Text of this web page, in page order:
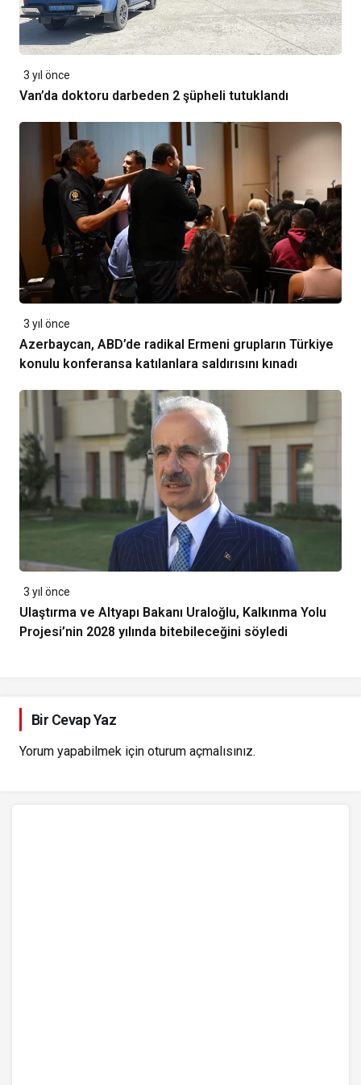
3 yıl önce
Van’da doktoru darbeden 2 şüpheli tutuklandı
3 yıl önce
Azerbaycan, ABD’de radikal Ermeni grupların Türkiye
konulu konferansa katılanlara saldırısını kınadı
3 yıl önce
Ulaştırma ve Altyapı Bakanı Uraloğlu, Kalkınma Yolu
Projesi’nin 2028 yılında bitebileceğini söyledi
Bir Cevap Yaz
Yorum yapabilmek için oturum açmalısınız.